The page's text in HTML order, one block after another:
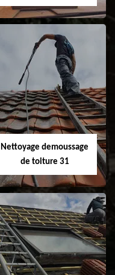
Isolation toiture 31
Nettoyage demoussage
de toiture 31
Nettoyage
demoussage de